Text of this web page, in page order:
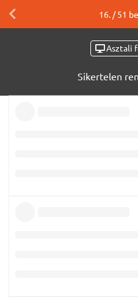
Asztali
Sikertelen
16. /51